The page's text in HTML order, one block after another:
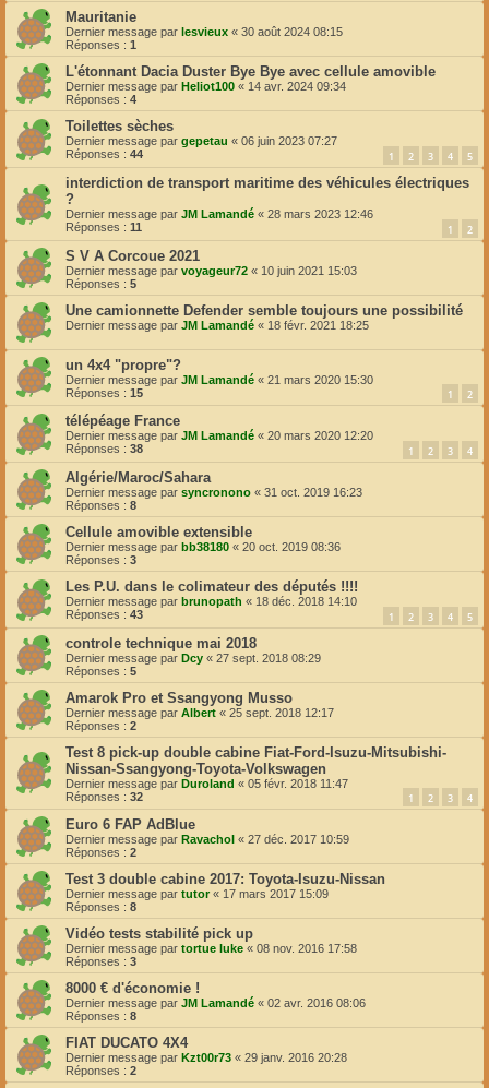
Mauritanie
Dernier message par lesvieux « 30 août 2024 08:15
Réponses : 1
L'étonnant Dacia Duster Bye Bye avec cellule amovible
Dernier message par Heliot100 « 14 avr. 2024 09:34
Réponses : 4
Toilettes sèches
Dernier message par gepetau « 06 juin 2023 07:27
Réponses : 44 1 2 3 4 5
interdiction de transport maritime des véhicules électriques
?
Dernier message par JM Lamandé « 28 mars 2023 12:46
Réponses : 11 1 2
S V A Corcoue 2021
Dernier message par voyageur72 « 10 juin 2021 15:03
Réponses : 5
Une camionnette Defender semble toujours une possibilité
Dernier message par JM Lamandé « 18 févr. 2021 18:25
un 4x4 "propre"?
Dernier message par JM Lamandé « 21 mars 2020 15:30
Réponses : 15 1 2
télépéage France
Dernier message par JM Lamandé « 20 mars 2020 12:20
Réponses : 38 1 2 3 4
Algérie/Maroc/Sahara
Dernier message par syncronono « 31 oct. 2019 16:23
Réponses : 8
Cellule amovible extensible
Dernier message par bb38180 « 20 oct. 2019 08:36
Réponses : 3
Les P.U. dans le colimateur des députés !!!!
Dernier message par brunopath « 18 déc. 2018 14:10
Réponses : 43 1 2 3 4 5
controle technique mai 2018
Dernier message par Dcy « 27 sept. 2018 08:29
Réponses : 5
Amarok Pro et Ssangyong Musso
Dernier message par Albert « 25 sept. 2018 12:17
Réponses : 2
Test 8 pick-up double cabine Fiat-Ford-Isuzu-Mitsubishi-
Nissan-Ssangyong-Toyota-Volkswagen
Dernier message par Duroland « 05 févr. 2018 11:47
Réponses : 32 1 2 3 4
Euro 6 FAP AdBlue
Dernier message par Ravachol « 27 déc. 2017 10:59
Réponses : 2
Test 3 double cabine 2017: Toyota-Isuzu-Nissan
Dernier message par tutor« 17 mars 2017 15:09
Réponses : 8
Vidéo tests stabilité pick up
Dernier message par tortue luke « 08 nov. 2016 17:58
Réponses : 3
8000 € d'économie !
Dernier message par JM Lamandé « 02 avr. 2016 08:06
Réponses : 8
FIAT DUCATO 4X4
Dernier message par Kzt00r73 « 29 janv. 2016 20:28
Réponses : 2